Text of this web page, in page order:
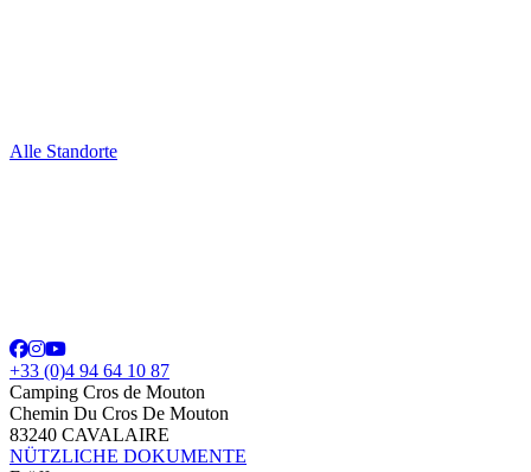
Alle Standorte
+33 (0)4 94 64 10 87
Camping Cros de Mouton
Chemin Du Cros De Mouton
83240 CAVALAIRE
NÜTZLICHE DOKUMENTE